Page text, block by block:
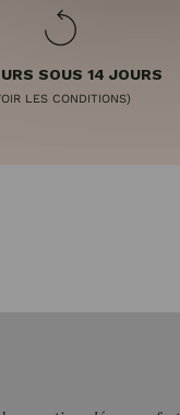
SOUS 14 JOURS
LES CONDITIONS)